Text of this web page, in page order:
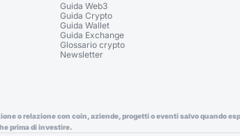
Guida Web3
Guida Crypto
Guida Wallet
Guida Exchange
Glossario crypto
Newsletter
o relazione con coin, aziende, progetti o eventi salvo quando
prima di investire.